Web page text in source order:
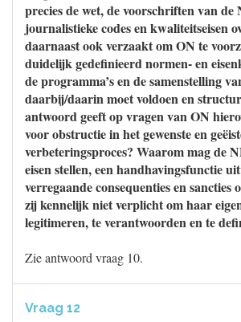
precies de wet, de voorschriften van de
journalistieke codes en kwaliteitseisen
daarnaast ook verzaakt om ON te
duidelijk gedefinieerd normen- en
de programma’s en de samenstelling
daarbij/daarin moet voldoen en
antwoord geeft op vragen van ON
voor obstructie in het gewenste en
verbeteringsproces? Waarom mag de
eisen stellen, een handhavingsfunctie
verregaande consequenties en sancties
zij kennelijk niet verplicht om haar
legitimeren, te verantwoorden en te
Zie antwoord vraag 10.
Vraag 12